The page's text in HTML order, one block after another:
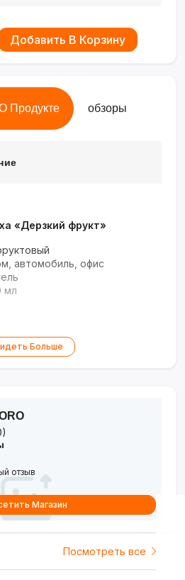
Добавить В Корзину
Продукте обзоры
«Дерзкий фрукт»
автомобиль, офис
мл
Больше
Посмотреть все
отзыв
Магазин